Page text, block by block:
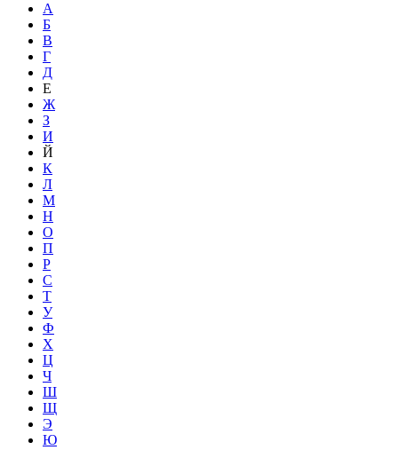
А
Б
В
Г
Д
Е
Ж
З
И
Й
К
Л
М
Н
О
П
Р
С
Т
У
Ф
Х
Ц
Ч
Ш
Щ
Э
Ю